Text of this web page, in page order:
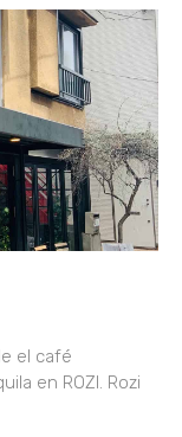
el café
en ROZI. Rozi